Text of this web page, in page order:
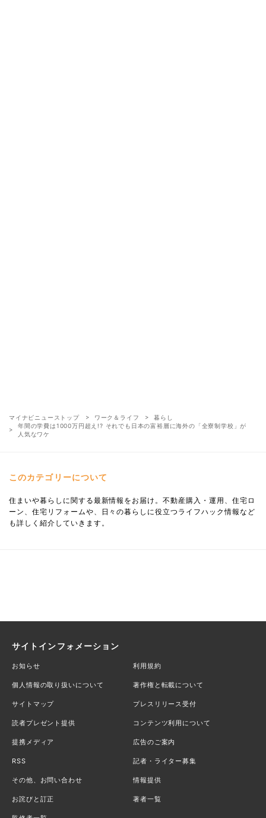
マイナビニューストップ ワーク＆ライフ
暮らし
年間の学費は1000万円超え!? それでも日本の富裕層に海外の「全寮制学校」が
人気なワケ
このカテゴリーについて
住まいや暮らしに関する最新情報をお届け。不動産購入・運用、住宅ロ
ーン、住宅リフォームや、日々の暮らしに役立つライフハック情報など
も詳しく紹介していきます。
サイトインフォメーション
お知らせ 利用規約
個人情報の取り扱いについて 著作権と転載について
サイトマップ プレスリリース受付
読者プレゼント提供 コンテンツ利用について
提携メディア 広告のご案内
RSS 記者・ライター募集
その他、お問い合わせ 情報提供
お詫びと訂正 著者一覧